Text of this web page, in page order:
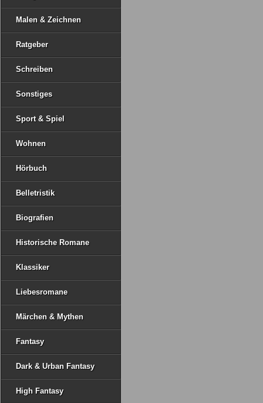
Malen & Zeichnen
Ratgeber
Schreiben
Sonstiges
Sport & Spiel
Wohnen
Hörbuch
Belletristik
Biografien
Historische Romane
Klassiker
Liebesromane
Märchen & Mythen
Fantasy
Dark & Urban Fantasy
High Fantasy